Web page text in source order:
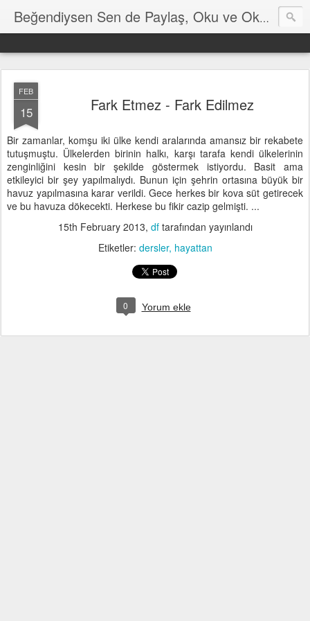
Beğendiysen Sen de Paylaş, Oku ve Okut
FEB
15 Fark Etmez - Fark Edilmez
Bir zamanlar, komşu iki ülke kendi aralarında amansız bir rekabete
tutuşmuştu. Ülkelerden birinin halkı, karşı tarafa kendi ülkelerinin
zenginliğini kesin bir şekilde göstermek istiyordu. Basit ama
etkileyici bir şey yapılmalıydı. Bunun için şehrin ortasına büyük bir
havuz yapılmasına karar verildi. Gece herkes bir kova süt getirecek
ve bu havuza dökecekti. Herkese bu fikir cazip gelmişti. ...
15th February 2013, dftarafından yayınlandı
Etiketler: dersler hayattan
0 Yorum ekle